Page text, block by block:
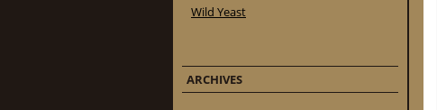
Wild Yeast
ARCHIVES